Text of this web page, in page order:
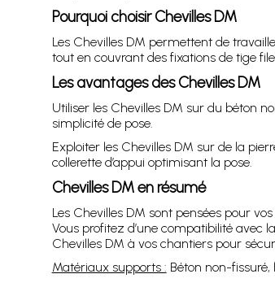
Pourquoi choisir Chevilles DM
Les Chevilles DM permettent de
tout en couvrant des fixations de tige
Les avantages des Chevilles DM
Utiliser les Chevilles DM sur du béton
simplicité de pose.
Exploiter les Chevilles DM sur de la
collerette d’appui optimisant la pose.
Chevilles DM en résumé
Les Chevilles DM sont pensées pour
Vous profitez d’une compatibilité avec
Chevilles DM à vos chantiers pour
Matériaux supports : Béton non-